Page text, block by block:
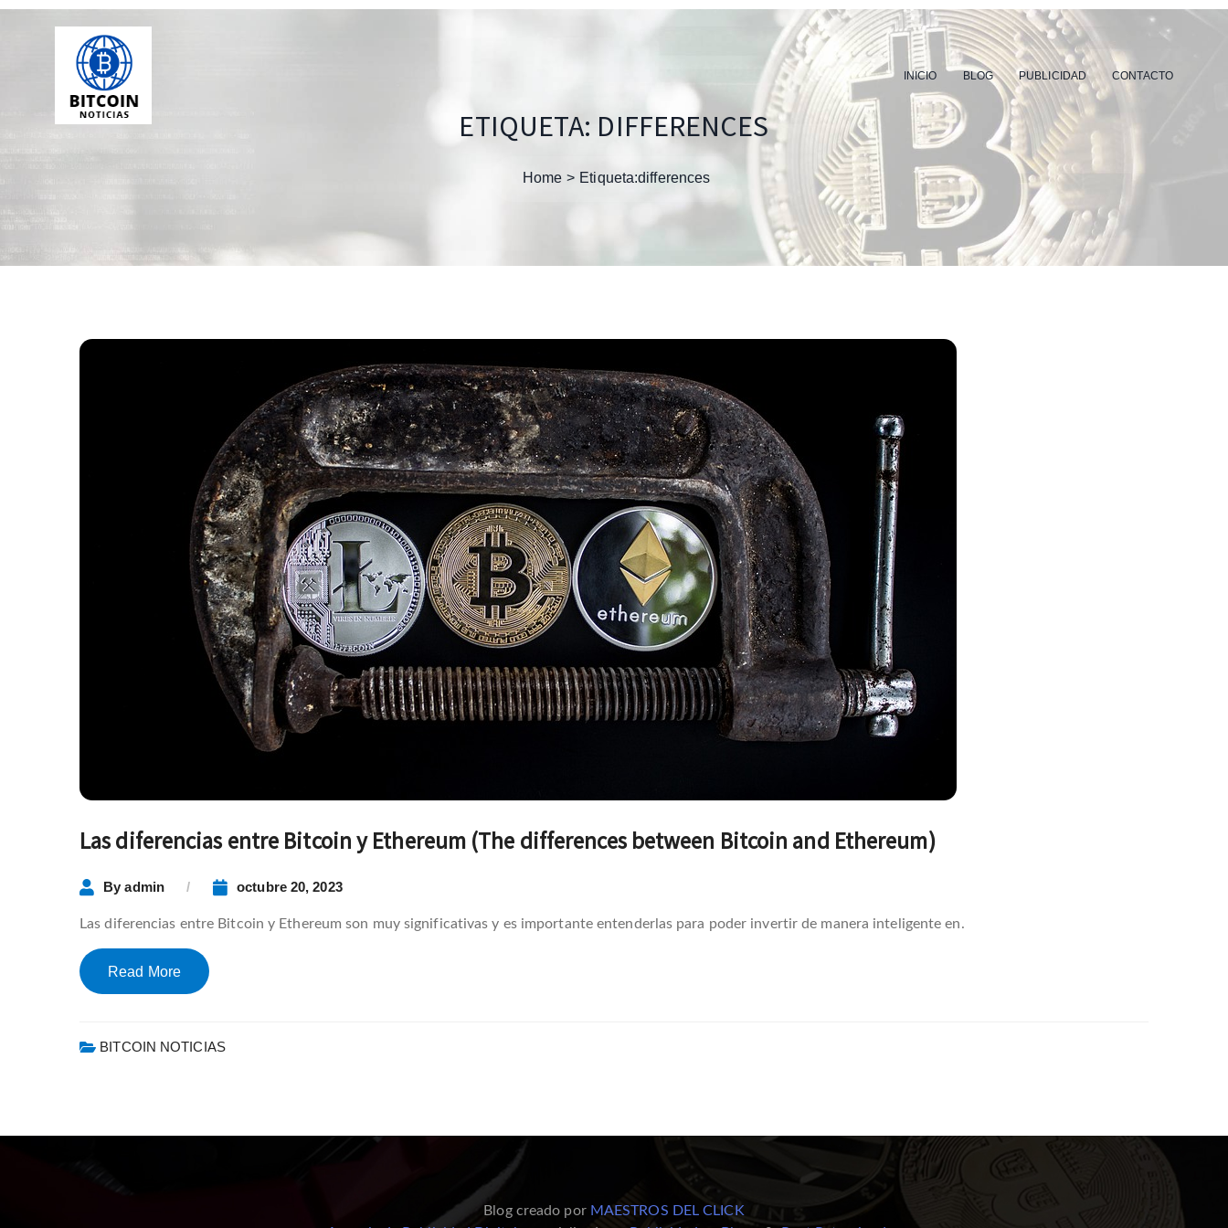
INICIO BLOG PUBLICIDAD CONTACTO
ETIQUETA: DIFFERENCES
Home Etiqueta:differences
Las diferencias entre Bitcoin y Ethereum (The differences between Bitcoin and Ethereum)
Byadmin octubre 20, 2023
Las diferencias entre Bitcoin y Ethereum son muy significativas y es importante entenderlas para poder invertir de manera inteligente en.
Read More
BITCOIN NOTICIAS
Blog creado por MAESTROS DEL CLICK